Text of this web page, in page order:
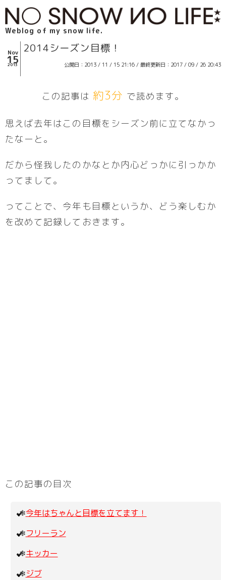
Weblog of my snow life.
Nov
15
2013
2014シーズン目標！
公開日：2013 / 11 / 15 21:16 / 最終更新日：2017 / 09 / 26 20:43
この記事は 約3分 で読めます。
思えば去年はこの目標をシーズン前に立てなかっ
たなーと。
だから怪我したのかなとか内心どっかに引っかか
ってまして。
ってことで、今年も目標というか、どう楽しむか
を改めて記録しておきます。
この記事の目次
今年はちゃんと目標を立てます！
フリーラン
キッカー
ジブ